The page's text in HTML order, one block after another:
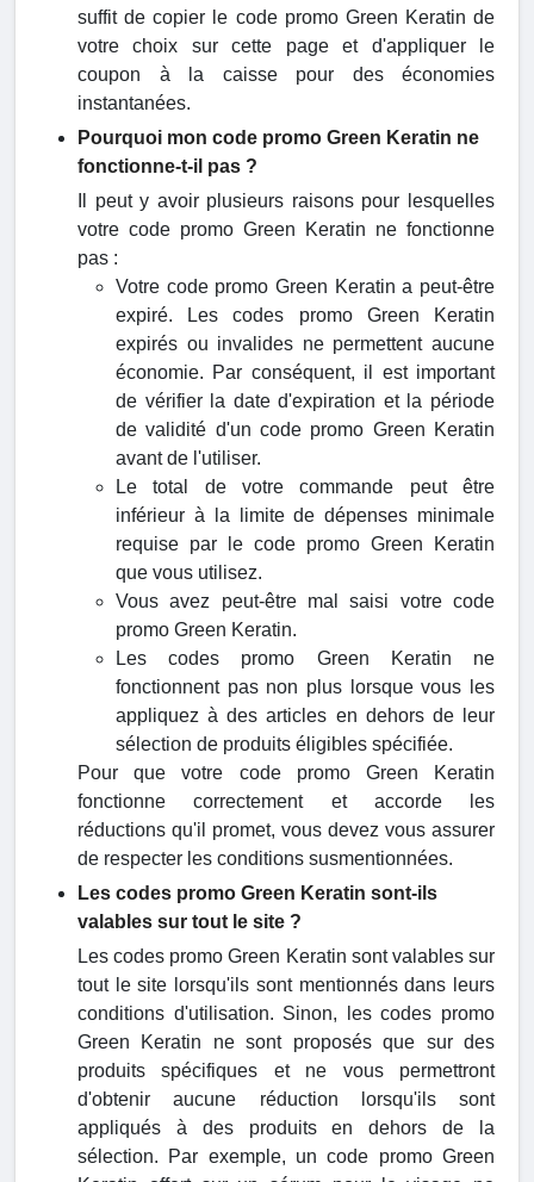
suffit de copier le code promo Green Keratin de
votre choix sur cette page et d'appliquer le
coupon à la caisse pour des économies
instantanées.
Pourquoi mon code promo Green Keratin ne
fonctionne-t-il pas ?
Il peut y avoir plusieurs raisons pour lesquelles
votre code promo Green Keratin ne fonctionne
pas :
Votre code promo Green Keratin a peut-être
expiré. Les codes promo Green Keratin
expirés ou invalides ne permettent aucune
économie. Par conséquent, il est important
de vérifier la date d'expiration et la période
de validité d'un code promo Green Keratin
avant de l'utiliser.
Le total de votre commande peut être
inférieur à la limite de dépenses minimale
requise par le code promo Green Keratin
que vous utilisez.
Vous avez peut-être mal saisi votre code
promo Green Keratin.
Les codes promo Green Keratin ne
fonctionnent pas non plus lorsque vous les
appliquez à des articles en dehors de leur
sélection de produits éligibles spécifiée.
Pour que votre code promo Green Keratin
fonctionne correctement et accorde les
réductions qu'il promet, vous devez vous assurer
de respecter les conditions susmentionnées.
Les codes promo Green Keratin sont-ils
valables sur tout le site ?
Les codes promo Green Keratin sont valables sur
tout le site lorsqu'ils sont mentionnés dans leurs
conditions d'utilisation. Sinon, les codes promo
Green Keratin ne sont proposés que sur des
produits spécifiques et ne vous permettront
d'obtenir aucune réduction lorsqu'ils sont
appliqués à des produits en dehors de la
sélection. Par exemple, un code promo Green